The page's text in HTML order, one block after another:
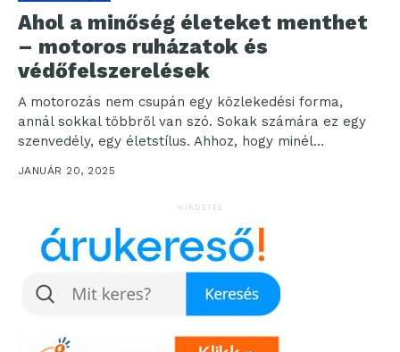
Ahol a minőség életeket menthet
– motoros ruházatok és
védőfelszerelések
A motorozás nem csupán egy közlekedési forma,
annál sokkal többről van szó. Sokak számára ez egy
szenvedély, egy életstílus. Ahhoz, hogy minél
biztonságosabb...
JANUÁR 20, 2025
HIRDETÉS